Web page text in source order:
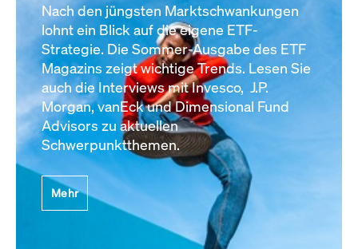
Nach den jüngsten Marktschwankungen
lohnt ein Blick auf die eigene ETF-
Strategie. Die Sommer-Ausgabe des ETF
Magazins zeigt wichtige Trends. Lesen Sie
auch die Interviews mit Invesco, J.P.
Morgan, vanEck und Dimensional Fund
Advisors zu aktuellen
Schwerpunktthemen.
Mehr